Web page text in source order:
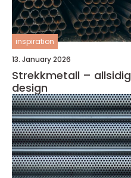
inspiration
13. January 2026
Strekkmetall –
design